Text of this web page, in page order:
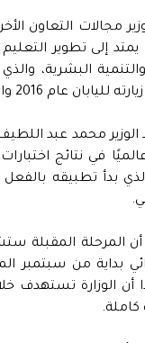
مجالات التعاون
يمتد إلى تطوير
البشرية،
على التجربة التعليمية اليابانية.
محمد عبد
بدأ تطبيقه
أن المرحلة المقبلة
بداية من سبتمبر
أن الوزارة
كاملة.